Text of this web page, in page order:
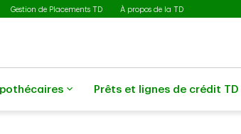
Gestion de Placements TD À propos de la TD
Prêts et lignes de crédit TD